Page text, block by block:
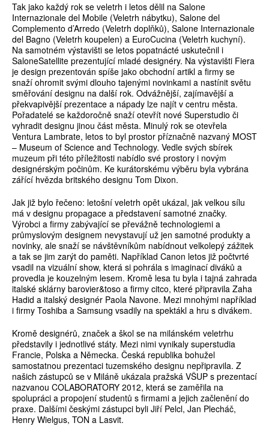
Tak jako každý rok se veletrh i letos dělil na Salone
Internazionale del Mobile (Veletrh nábytku), Salone del
Complemento d’Arredo (Veletrh doplňků), Salone Internazionale
del Bagno (Veletrh koupelen) a EuroCucina (Veletrh kuchyní).
Na samotném výstavišti se letos popatnácté uskutečnil i
SaloneSatellite prezentující mladé designéry. Na výstavišti Fiera
je design prezentován spíše jako obchodní artikl a firmy se
snaží ohromit svými dlouho tajenými novinkami a nastínit světu
směřování designu na další rok. Odvážnější, zajímavější a
překvapivější prezentace a nápady lze najít v centru města.
Pořadatelé se každoročně snaží otevřít nové Superstudio či
vyhradit designu jinou část města. Minulý rok se otevřela
Ventura Lambrate, letos to byl prostor příznačně nazvaný MOST
– Museum of Science and Technology. Vedle svých sbírek
muzeum při této příležitosti nabídlo své prostory i novým
designérským počinům. Ke kurátorskému výběru byla vybrána
zářící hvězda britského designu Tom Dixon.
Jak již bylo řečeno: letošní veletrh opět ukázal, jak velkou sílu
má v designu propagace a představení samotné značky.
Výrobci a firmy zabývající se převážně technologiemi a
průmyslovým designem nevystavují už jen samotné produkty a
novinky, ale snaží se návštěvníkům nabídnout velkolepý zážitek
a tak se jim zarýt do paměti. Například Canon letos již počtvrté
vsadil na vizuální show, která si pohrála s imaginací diváků a
provedla je kouzelným lesem. Kromě lesa tu byla i tajná zahrada
italské sklárny barovier&toso a firmy citco, které připravila Zaha
Hadid a italský designér Paola Navone. Mezi mnohými například
i firmy Toshiba a Samsung vsadily na spektákl a hru s divákem.
Kromě designérů, značek a škol se na milánském veletrhu
představily i jednotlivé státy. Mezi nimi vynikaly superstudia
Francie, Polska a Německa. Česká republika bohužel
samostatnou prezentaci tuzemského designu nepřipravila. Z
našich zástupců se v Miláně ukázala pražská VŠUP s prezentací
nazvanou COLABORATORY 2012, která se zaměřila na
spolupráci a propojení studentů s firmami a jejich začlenění do
praxe. Dalšími českými zástupci byli Jiří Pelcl, Jan Plecháč,
Henry Wielgus, TON a Lasvit.